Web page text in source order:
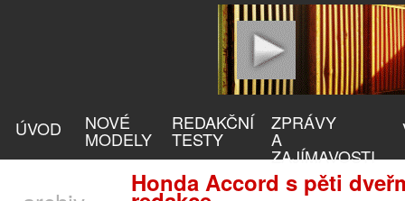
ÚVOD NOVÉ
MODELY
REDAKČNÍ
TESTY
ZPRÁVY
A
ZAJÍMAVOSTI
Honda Accord s pěti